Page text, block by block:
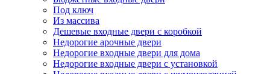
Под ключ
Из массива
Дешевые входные двери с коробкой
Недорогие арочные двери
Недорогие входные двери для дома
Недорогие входные двери с установкой